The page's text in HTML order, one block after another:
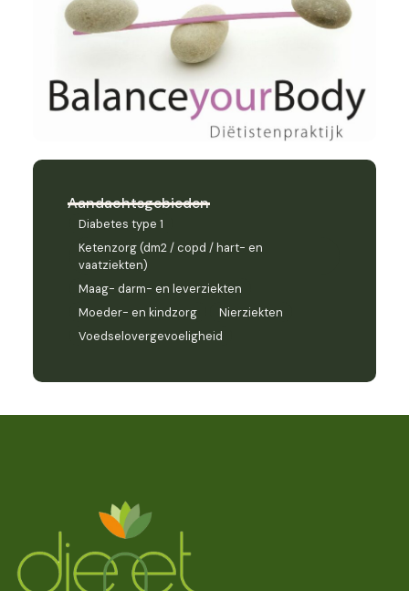
Aandachtsgebieden
Diabetes type 1
Ketenzorg (dm2 / copd / hart- en
vaatziekten)
Maag- darm- en leverziekten
Moeder- en kindzorg
Nierziekten
Voedselovergevoeligheid